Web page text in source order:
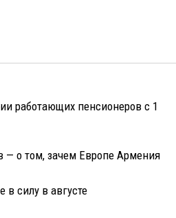
работающих пенсионеров с 1
о том, зачем Европе Армения
силу в августе